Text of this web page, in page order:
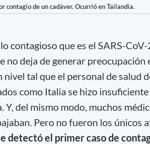
de un cadáver. Ocurrió en Tailandia.
contagioso que es el SARS-
no deja de generar preocupación
nivel tal que el personal de salud
como Italia se hizo
Y, del mismo modo, muchos
Pero no fueron los únicos
detectó el primer caso de